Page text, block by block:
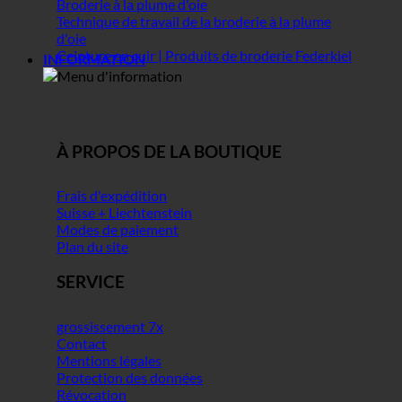
Broderie à la plume d'oie
Technique de travail de la broderie à la plume
d'oie
Ceinture en cuir | Produits de broderie Federkiel
INFORMATION
À PROPOS DE LA BOUTIQUE
Frais d'expédition
Suisse + Liechtenstein
Modes de paiement
Plan du site
SERVICE
grossissement 7x
Contact
Mentions légales
Protection des données
Révocation